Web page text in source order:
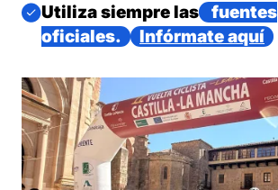
Imagen
Utiliza siempre las
fuentes
oficiales.
Infórmate aquí